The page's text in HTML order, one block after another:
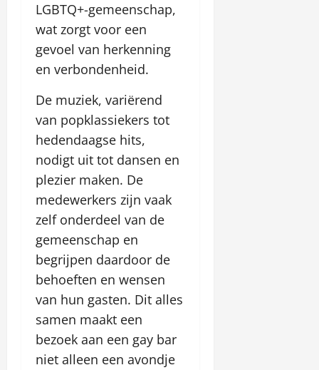
LGBTQ+-gemeenschap,
wat zorgt voor een
gevoel van herkenning
en verbondenheid.
De muziek, variërend
van popklassiekers tot
hedendaagse hits,
nodigt uit tot dansen en
plezier maken. De
medewerkers zijn vaak
zelf onderdeel van de
gemeenschap en
begrijpen daardoor de
behoeften en wensen
van hun gasten. Dit alles
samen maakt een
bezoek aan een gay bar
niet alleen een avondje